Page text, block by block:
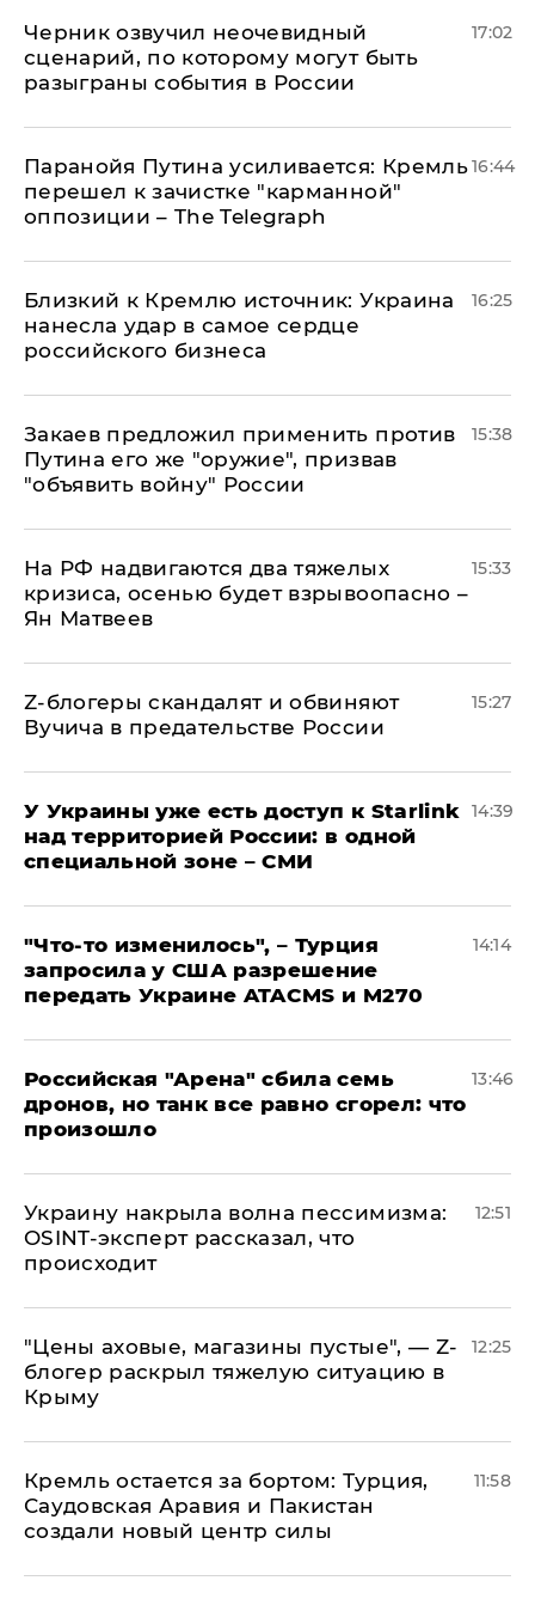
Черник озвучил неочевидный
сценарий, по которому могут быть
разыграны события в России
17:02
Паранойя Путина усиливается: Кремль
перешел к зачистке "карманной"
оппозиции – The Telegraph
16:44
Близкий к Кремлю источник: Украина
нанесла удар в самое сердце
российского бизнеса
16:25
Закаев предложил применить против
Путина его же "оружие", призвав
"объявить войну" России
15:38
На РФ надвигаются два тяжелых
кризиса, осенью будет взрывоопасно –
Ян Матвеев
15:33
Z-блогеры скандалят и обвиняют
Вучича в предательстве России
15:27
У Украины уже есть доступ к Starlink
над территорией России: в одной
специальной зоне – СМИ
14:39
​"Что-то изменилось", – Турция
запросила у США разрешение
передать Украине ATACMS и M270
14:14
​Российская "Арена" сбила семь
дронов, но танк все равно сгорел: что
произошло
13:46
​Украину накрыла волна пессимизма:
OSINT-эксперт рассказал, что
происходит
12:51
​"Цены аховые, магазины пустые", — Z-
блогер раскрыл тяжелую ситуацию в
Крыму
12:25
​Кремль остается за бортом: Турция,
Саудовская Аравия и Пакистан
создали новый центр силы
11:58